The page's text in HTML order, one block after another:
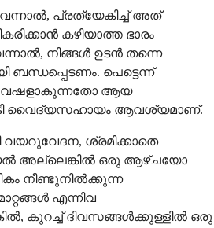
വന്നാൽ, പ്രത്യേകിച്ച് അത്
കഴിയാത്ത ഭാരം
നിങ്ങൾ ഉടൻ തന്നെ
ബന്ധപ്പെടണം. പെട്ടെന്ന്
വഷളാകുന്നതോ ആയ
വൈദ്യസഹായം ആവശ്യമാണ്.
വയറുവേദന, ശ്രമിക്കാതെ
അല്ലെങ്കിൽ ഒരു ആഴ്ചയോ
നീണ്ടുനിൽക്കുന്ന
എന്നിവ
കുറച്ച് ദിവസങ്ങൾക്കുള്ളിൽ ഒരു